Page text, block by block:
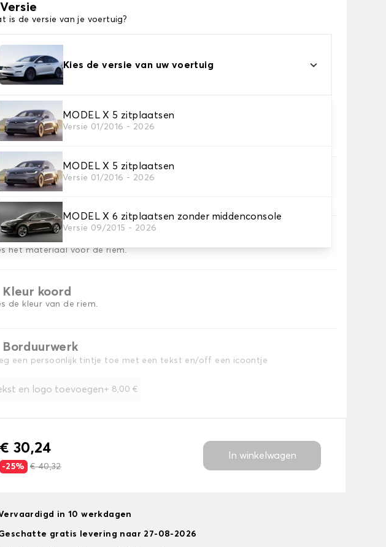
is de versie van je voertuig?
Kies de versie van uw voertuig
MODEL X 5 zitplaatsen
Versie 01/2016 - 2026
MODEL X 5 zitplaatsen
Versie 01/2016 - 2026
MODEL X 6 zitplaatsen zonder middenconsole
Versie 09/2015 - 2026
Materiaal
het materiaal van uw kofferbakmat
Tapijt kleuren
de kleur van je tapijt kofferruimte.
Materiaal riem
het materiaal voor de riem.
Kleur koord
de kleur van de riem.
Borduurwerk
een persoonlijk tintje toe met een tekst en/off een icoontje
en logo toevoegen+ 8,00 €
€ 30,24
-25% € 40,32
In winkelwagen
in 10 werkdagen
gratis levering naar 27-08-2026